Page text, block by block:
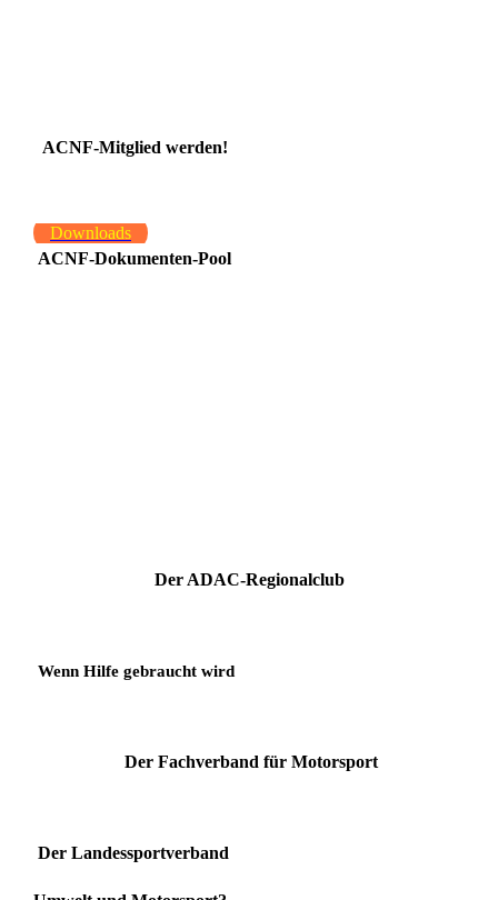
ACNF-Mitglied werden!
Downloads
ACNF-Dokumenten-Pool
Der ADAC-Regionalclub
Wenn Hilfe gebraucht wird
Der Fachverband für Motorsport
Der Landessportverband